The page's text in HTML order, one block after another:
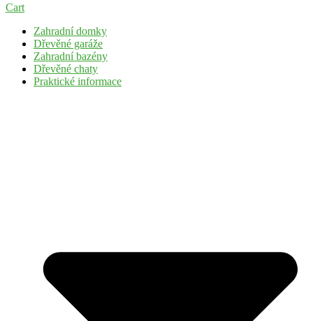
Cart
Zahradní domky
Dřevěné garáže
Zahradní bazény
Dřevěné chaty
Praktické informace